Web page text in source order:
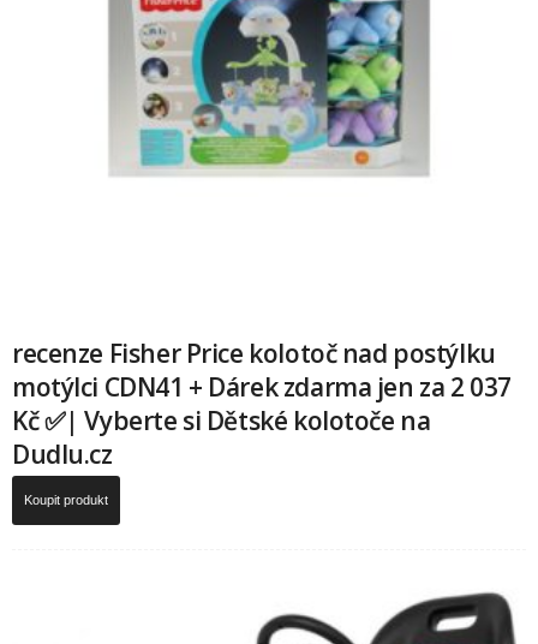
recenze Fisher Price kolotoč nad postýlku
motýlci CDN41 + Dárek zdarma jen za 2 037
Kč ✅| Vyberte si Dětské kolotoče na
Dudlu.cz
Koupit produkt